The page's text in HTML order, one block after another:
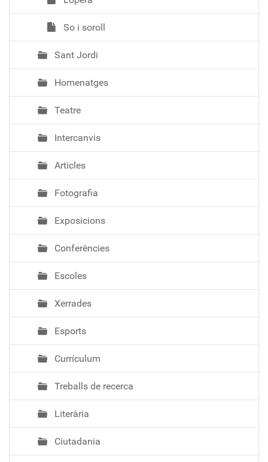
So i soroll
Sant Jordi
Homenatges
Teatre
Intercanvis
Articles
Fotografia
Exposicions
Conferències
Escoles
Xerrades
Esports
Currículum
Treballs de recerca
Literària
Ciutadania